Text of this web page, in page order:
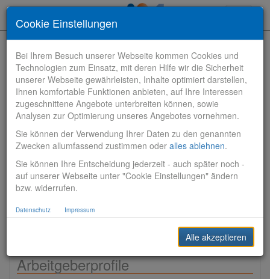
Bewerbungen finden
Vertriebsbank
Produktionsbank
Sonstiges
Arbeitgeberprofile
Cookie Einstellungen
Bei Ihrem Besuch unserer Webseite kommen Cookies und
Technologien zum Einsatz, mit deren Hilfe wir die Sicherheit
unserer Webseite gewährleisten, Inhalte optimiert darstellen,
Ihnen komfortable Funktionen anbieten, auf Ihre Interessen
zugeschnittene Angebote unterbreiten können, sowie
Analysen zur Optimierung unseres Angebotes vornehmen.
Sie können der Verwendung Ihrer Daten zu den genannten
Zwecken allumfassend zustimmen oder alles ablehnen.
Sie können Ihre Entscheidung jederzeit - auch später noch -
auf unserer Webseite unter "Cookie Einstellungen" ändern
bzw. widerrufen.
Datenschutz Impressum
Alle akzeptieren